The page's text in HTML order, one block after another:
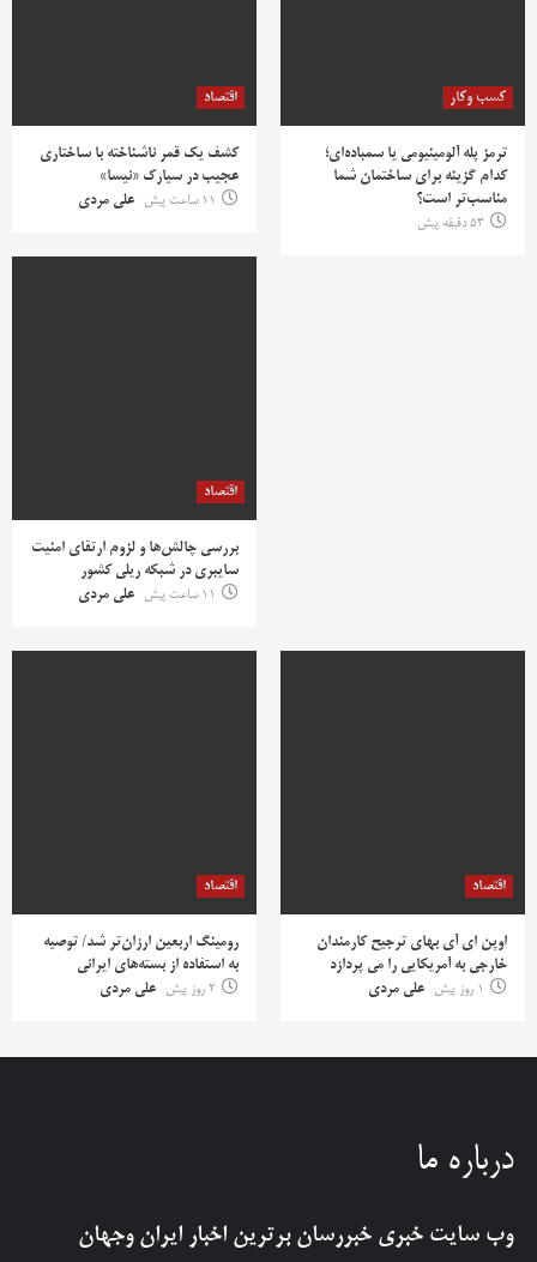
کسب وکار
ترمز پله آلومینیومی یا سمباده‌ای؛
کدام گزینه برای ساختمان شما
مناسب‌تر است؟
53 دقیقه پیش
اقتصاد
کشف یک قمر ناشناخته با ساختاری
عجیب در سیارک «نیسا»
11 ساعت پیش
علی مردی
اقتصاد
بررسی چالش‌ها و لزوم ارتقای امنیت
سایبری در شبکه ریلی کشور
11 ساعت پیش
علی مردی
اقتصاد
اوپن ای آی بهای ترجیح کارمندان
خارجی به آمریکایی را می پردازد
1 روز پیش
علی مردی
اقتصاد
رومینگ اربعین ارزان‌تر شد/ توصیه
به استفاده از بسته‌های ایرانی
2 روز پیش
علی مردی
درباره ما
وب سایت خبری خبررسان برترین اخبار ایران وجهان